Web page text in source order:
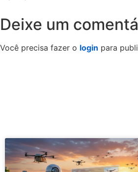
Deixe um
Você precisa fazer o login para